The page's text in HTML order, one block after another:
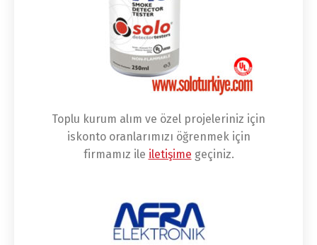
Toplu kurum alım ve özel projeleriniz için
iskonto oranlarımızı öğrenmek için
firmamız ile iletişime geçiniz.